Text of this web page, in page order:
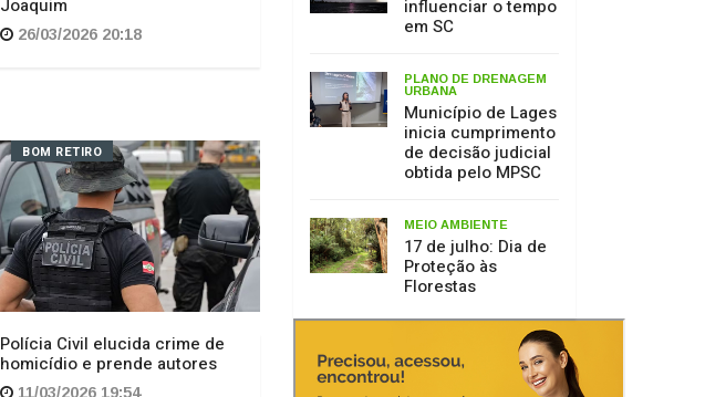
Joaquim
26/03/2026 20:18
BOM RETIRO
Polícia Civil elucida crime de
homicídio e prende autores
11/03/2026 19:54
influenciar o tempo
em SC
PLANO DE DRENAGEM
URBANA
Município de Lages
inicia cumprimento
de decisão judicial
obtida pelo MPSC
MEIO AMBIENTE
17 de julho: Dia de
Proteção às
Florestas